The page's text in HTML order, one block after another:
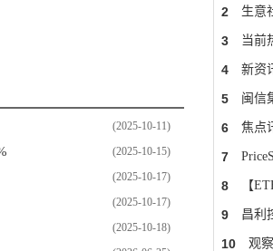
(2025-10-11)
(2025-10-15)
(2025-10-17)
(2025-10-17)
(2025-10-18)
2 生意
3 当前
4 新资
5 闽信
6 焦点
7
8 【
9 昌利
10 观